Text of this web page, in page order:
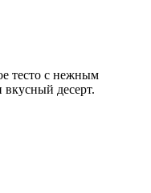
тесто с нежным
десерт.